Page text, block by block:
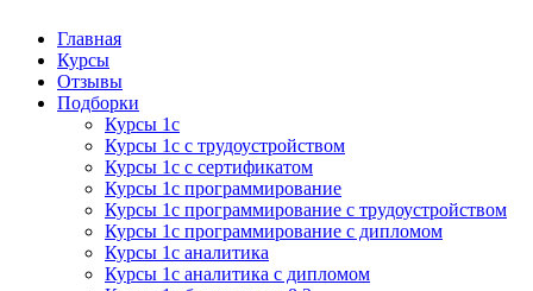
Курсы 1С
Курсы 1С официальная сертификация
Главная
Курсы
Отзывы
Подборки
Курсы 1с
Курсы 1с с трудоустройством
Курсы 1с с сертификатом
Курсы 1с программирование
Курсы 1с программирование с трудоустройством
Курсы 1с программирование с дипломом
Курсы 1с аналитика
Курсы 1с аналитика с дипломом